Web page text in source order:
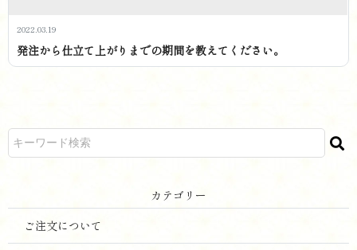
2022.03.19
発注から仕立て上がりまでの期間を教えてく だ さ い 。
カ テ ゴ リ ー
ご注文について